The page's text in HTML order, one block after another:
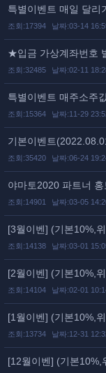
특별이벤트 매일 달리
조회:17394 날짜:03-14
★입금 가상계좌번호
조회:32485 날짜:02-11
특별이벤트 매주소주
조회:15364 날짜:11-29
기본이벤트
조회:35420 날짜:06-24
야마토2020 파트너 홍
조회:14901 날짜:03-05
[3월이벤] (기본10%,
조회:14138 날짜:03-01
[2월이벤] (기본10%,
조회:14104 날짜:02-01
[1월이벤] (기본10%,
조회:13734 날짜:12-31
[12월이벤] (기본10%,